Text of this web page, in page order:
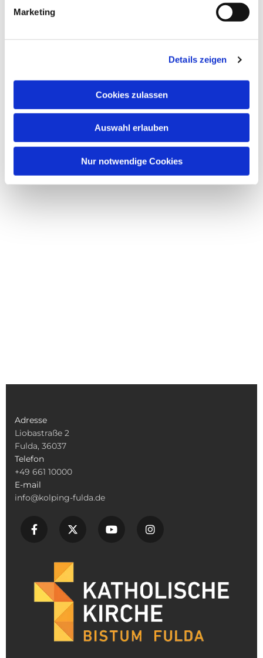
Marketing
Details zeigen
Cookies zulassen
Auswahl erlauben
Nur notwendige Cookies
interessieren
Adresse
Liobastraße 2
Fulda, 36037
Telefon
+49 661 10000
E-mail
info@kolping-fulda.de